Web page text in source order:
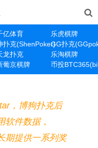
亿体育
乐虎棋牌
扑克(ShenPoker)GG扑克
龙扑克
乐淘棋牌
葡京棋牌 币投
，博狗扑克后
软件数据，
期提供一系列奖